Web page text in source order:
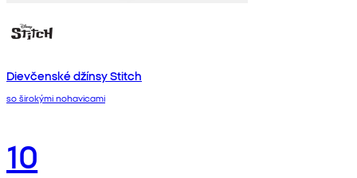
Dievčenské džínsy Stitch
so širokými nohavicami
10